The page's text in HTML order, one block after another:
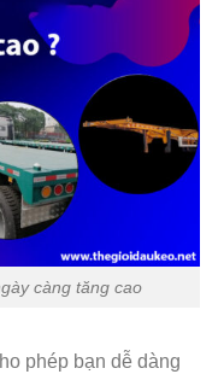
càng tăng cao
phép bạn dễ dàng